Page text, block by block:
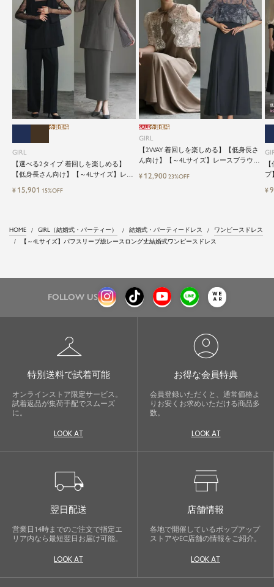
GIRL
【選べる2タイプ 着回しを楽しめる】
【低身長さん向け】【～4Lサイズ】レイ
カートorワイドパンツセットアップロン
会員価格
¥ 15,901 15%OFF
GIRL
【2WAY 着回しを楽しめる】【低身長さ
ん向け】【～4Lサイズ】レースブラウス
ング結婚式ワンピース
SALE会員価格
¥ 12,900 23%OFF
プ
¥
HOME GIRL（結婚式・パーティー） 結婚式・パーティードレス
ワンピースドレス
【～4Lサイズ】パフスリーブ総レースロング丈結婚式ワンピースドレス
FOLLOW US
checkroom
特別送料で試着可能
オンラインストア限定サービス。
試着返品が集荷手配でスムーズ
に。
LOOK AT
account_circle
お得な会員特典
会員登録いただくと、通常価格よ
りお安くお求めいただける商品多
数。
LOOK AT
local_shipping
翌日配送
営業日14時までのご注文で指定エ
リア内なら最短翌日お届け可能。
LOOK AT
store
店舗情報
各地で開催しているポップアップ
ストアやEC店舗の情報をご紹介。
LOOK AT